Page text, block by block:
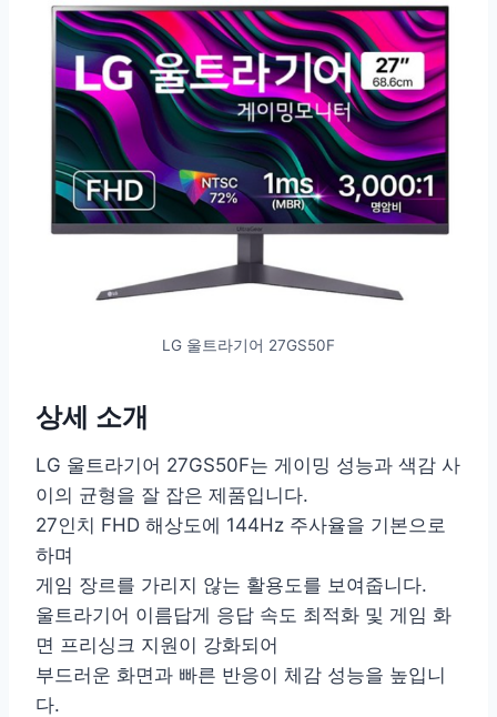
LG 울트라기어 27GS50F
상세 소개
LG 울트라기어 27GS50F는 게이밍 성능과 색감 사
이의 균형을 잘 잡은 제품입니다.
27인치 FHD 해상도에 144Hz 주사율을 기본으로
하며
게임 장르를 가리지 않는 활용도를 보여줍니다.
울트라기어 이름답게 응답 속도 최적화 및 게임 화
면 프리싱크 지원이 강화되어
부드러운 화면과 빠른 반응이 체감 성능을 높입니
다.